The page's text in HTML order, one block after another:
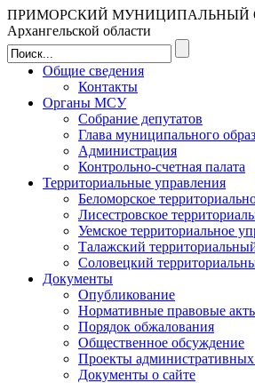
ПРИМОРСКИЙ МУНИЦИПАЛЬНЫЙ
Архангельской области
Общие сведения
Контакты
Органы МСУ
Собрание депутатов
Глава муниципального
Администрация
Контрольно-счетная палата
Территориальные управления
Беломорское
Лисестровское
Уемское территориальное
Талажский
Соловецкий
Документы
Опубликование
Нормативные правовые
Порядок обжалования
Общественное обсуждение
Проекты административных
Документы о сайте